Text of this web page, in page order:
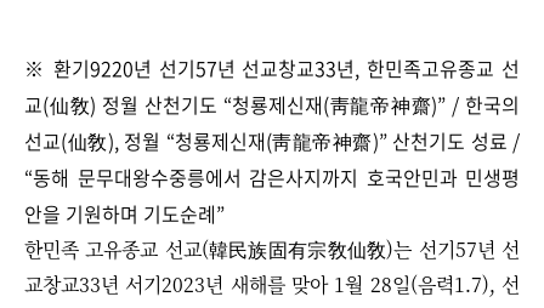
※ 환기9220년 선기57년 선교창교33년, 한민족고유종교 선
교(仙敎) 정월 산천기도 “청룡제신재(靑龍帝神齋)” / 한국의
선교(仙敎), 정월 “청룡제신재(靑龍帝神齋)” 산천기도 성료 /
“동해 문무대왕수중릉에서 감은사지까지 호국안민과 민생평
안을 기원하며 기도순례”
한민족 고유종교 선교(韓民族固有宗敎仙敎)는 선기57년 선
교창교33년 서기2023년 새해를 맞아 1월 28일(음력1.7), 선